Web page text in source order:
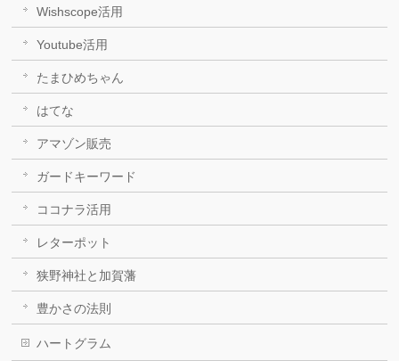
Wishscope活用
Youtube活用
たまひめちゃん
はてな
アマゾン販売
ガードキーワード
ココナラ活用
レターポット
狭野神社と加賀藩
豊かさの法則
ハートグラム